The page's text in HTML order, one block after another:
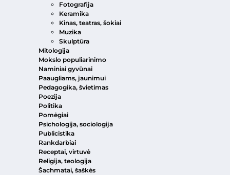
Fotografija
Keramika
Kinas, teatras, šokiai
Muzika
Skulptūra
Mitologija
Mokslo populiarinimo
Naminiai gyvūnai
Paaugliams, jaunimui
Pedagogika, švietimas
Poezija
Politika
Pomėgiai
Psichologija, sociologija
Publicistika
Rankdarbiai
Receptai, virtuvė
Religija, teologija
Šachmatai, šaškės